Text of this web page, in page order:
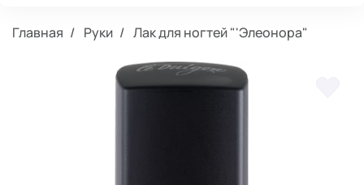
Главная Руки Лак для ногтей "'Элеонора"